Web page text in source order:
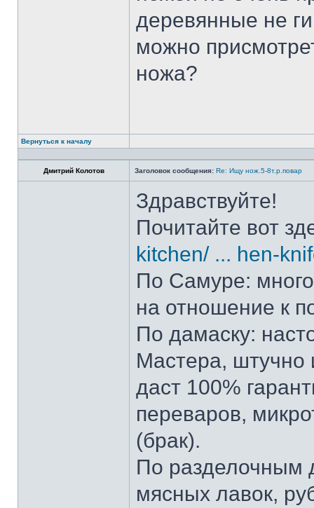
деревянные не
можно
ножа?
Вернуться к началу
Дмитрий Колотов Заголовок сообщения: Re: Ищу нож.5-8т.р.повар
Здравствуйте!
Почитайте вот
kitchen/ ... hen-
По Самуре: много
на отношение к
По дамаску:
Мастера, штучно
даст 100%
переваров,
(брак).
По разделочным
мясных лавок,